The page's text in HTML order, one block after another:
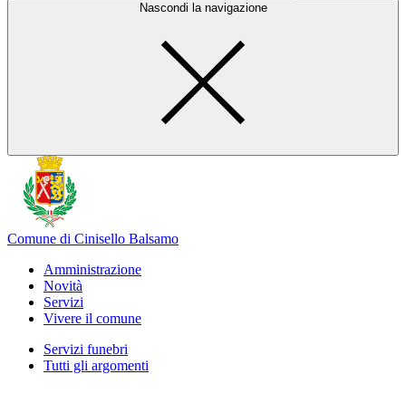
Nascondi la navigazione
Comune di Cinisello Balsamo
Amministrazione
Novità
Servizi
Vivere il comune
Servizi funebri
Tutti gli argomenti